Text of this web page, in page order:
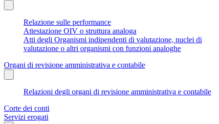
Relazione sulle performance
Attestazione OIV o struttura analoga
Atti degli Organismi indipendenti di valutazione, nuclei di
valutazione o altri organismi con funzioni analoghe
Organi di revisione amministrativa e contabile
Relazioni degli organi di revisione amministrativa e contabile
Corte dei conti
Servizi erogati